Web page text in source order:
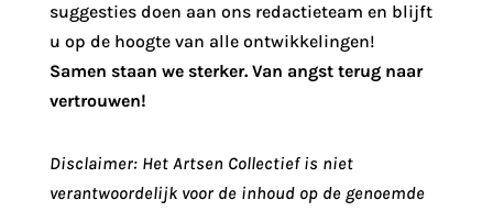
suggesties doen aan ons redactieteam en blijft
u op de hoogte van alle ontwikkelingen!
Samen staan we sterker. Van angst terug naar
vertrouwen!
Disclaimer: Het Artsen Collectief is niet
verantwoordelijk voor de inhoud op de genoemde